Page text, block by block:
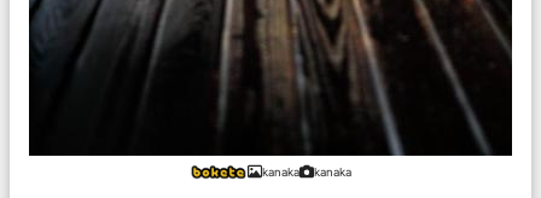
kanaka kanaka